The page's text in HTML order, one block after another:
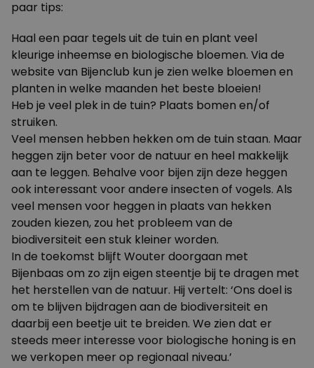
paar tips:
Haal een paar tegels uit de tuin en plant veel
kleurige inheemse en biologische bloemen. Via de
website van Bijenclub kun je zien welke bloemen en
planten in welke maanden het beste bloeien!
Heb je veel plek in de tuin? Plaats bomen en/of
struiken.
Veel mensen hebben hekken om de tuin staan. Maar
heggen zijn beter voor de natuur en heel makkelijk
aan te leggen. Behalve voor bijen zijn deze heggen
ook interessant voor andere insecten of vogels. Als
veel mensen voor heggen in plaats van hekken
zouden kiezen, zou het probleem van de
biodiversiteit een stuk kleiner worden.
In de toekomst blijft Wouter doorgaan met
Bijenbaas om zo zijn eigen steentje bij te dragen met
het herstellen van de natuur. Hij vertelt: ‘Ons doel is
om te blijven bijdragen aan de biodiversiteit en
daarbij een beetje uit te breiden. We zien dat er
steeds meer interesse voor biologische honing is en
we verkopen meer op regionaal niveau.’